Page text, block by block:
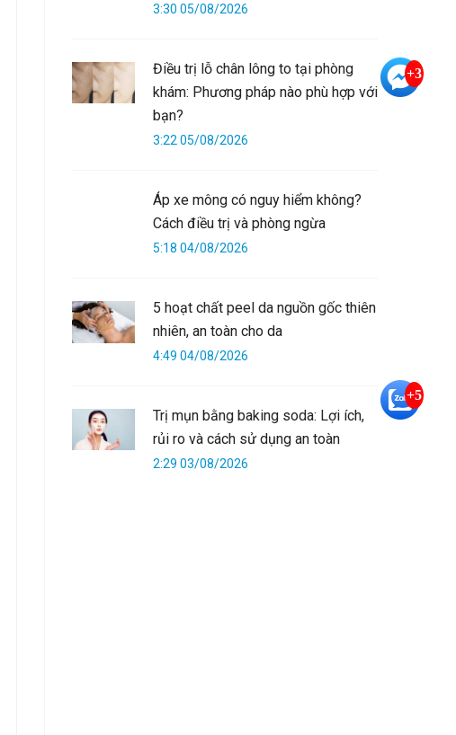
3:30 05/08/2026
Điều trị lỗ chân lông to tại phòng
khám: Phương pháp nào phù hợp với
bạn?
3:22 05/08/2026
Áp xe mông có nguy hiểm không?
Cách điều trị và phòng ngừa
5:18 04/08/2026
5 hoạt chất peel da nguồn gốc thiên
nhiên, an toàn cho da
4:49 04/08/2026
Trị mụn bằng baking soda: Lợi ích,
rủi ro và cách sử dụng an toàn
2:29 03/08/2026
+3
+5